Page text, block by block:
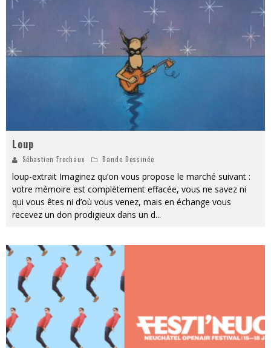
Loup
Sébastien Frochaux Bande Dessinée
loup-extrait Imaginez qu’on vous propose le marché suivant :
votre mémoire est complètement effacée, vous ne savez ni
qui vous êtes ni d’où vous venez, mais en échange vous
recevez un don prodigieux dans un d...